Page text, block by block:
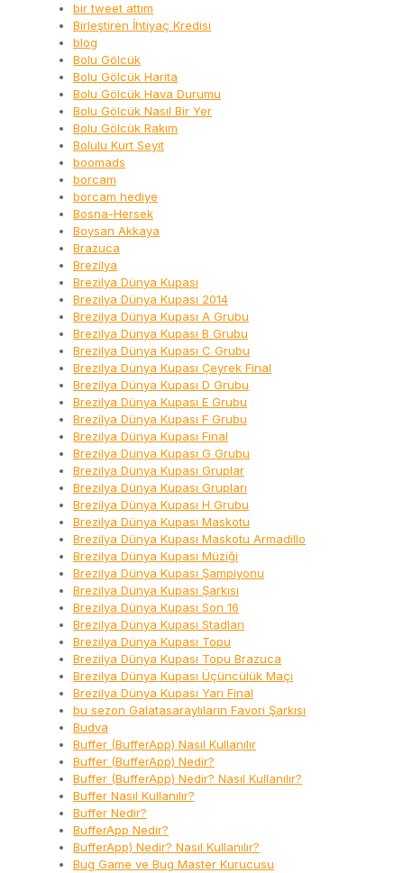
bir tweet attım
Birleştiren İhtiyaç Kredisi
blog
Bolu Gölcük
Bolu Gölcük Harita
Bolu Gölcük Hava Durumu
Bolu Gölcük Nasıl Bir Yer
Bolu Gölcük Rakım
Bolulu Kurt Seyit
boomads
borcam
borcam hediye
Bosna-Hersek
Boysan Akkaya
Brazuca
Brezilya
Brezilya Dünya Kupası
Brezilya Dünya Kupası 2014
Brezilya Dünya Kupası A Grubu
Brezilya Dünya Kupası B Grubu
Brezilya Dünya Kupası C Grubu
Brezilya Dünya Kupası Çeyrek Final
Brezilya Dünya Kupası D Grubu
Brezilya Dünya Kupası E Grubu
Brezilya Dünya Kupası F Grubu
Brezilya Dünya Kupası Final
Brezilya Dünya Kupası G Grubu
Brezilya Dünya Kupası Gruplar
Brezilya Dünya Kupası Grupları
Brezilya Dünya Kupası H Grubu
Brezilya Dünya Kupası Maskotu
Brezilya Dünya Kupası Maskotu Armadillo
Brezilya Dünya Kupası Müziği
Brezilya Dünya Kupası Şampiyonu
Brezilya Dünya Kupası Şarkısı
Brezilya Dünya Kupası Son 16
Brezilya Dünya Kupası Stadları
Brezilya Dünya Kupası Topu
Brezilya Dünya Kupası Topu Brazuca
Brezilya Dünya Kupası Üçüncülük Maçı
Brezilya Dünya Kupası Yarı Final
bu sezon Galatasaraylıların Favori Şarkısı
Budva
Buffer (BufferApp) Nasıl Kullanılır
Buffer (BufferApp) Nedir?
Buffer (BufferApp) Nedir? Nasıl Kullanılır?
Buffer Nasıl Kullanılır?
Buffer Nedir?
BufferApp Nedir?
BufferApp) Nedir? Nasıl Kullanılır?
Bug Game ve Bug Master Kurucusu